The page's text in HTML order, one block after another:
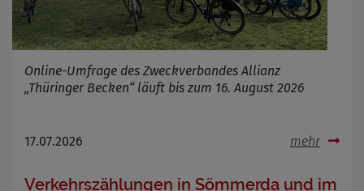
Online-Umfrage des Zweckverbandes Allianz
„Thüringer Becken“ läuft bis zum 16. August 2026
17.07.2026 mehr
Verkehrszählungen in Sömmerda und im